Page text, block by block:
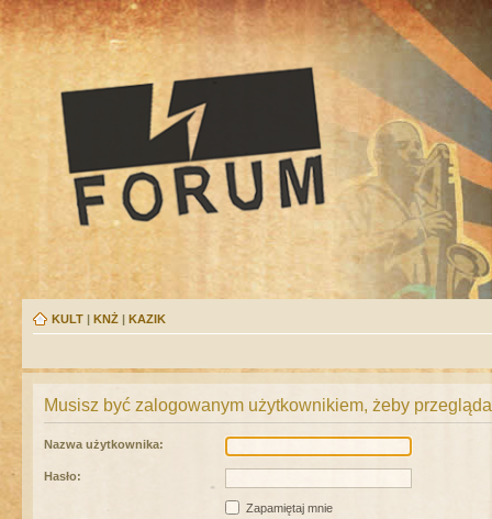
KULT | KNŻ | KAZIK
Musisz być zalogowanym użytkownikiem, żeby
Nazwa użytkownika:
Hasło:
Zapamiętaj mnie